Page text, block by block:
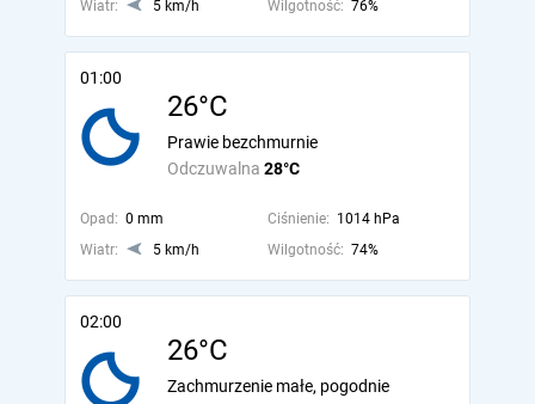
Wiatr:
5 km/h Wilgotność: 76%
01:00
26°C
Odczuwalna 28°C
Prawie bezchmurnie
Opad: 0 mm Ciśnienie: 1014 hPa
Wiatr:
5 km/h Wilgotność: 74%
02:00
26°C
Zachmurzenie małe, pogodnie